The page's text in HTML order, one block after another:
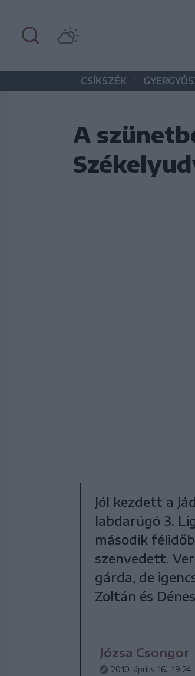
CSÍKSZÉK •
A
Jól kezdett a
labdarúgó 3.
második
szenvedett.
gárda, de
Zoltán és
Józsa Csongor
2010. április 16., 19:24